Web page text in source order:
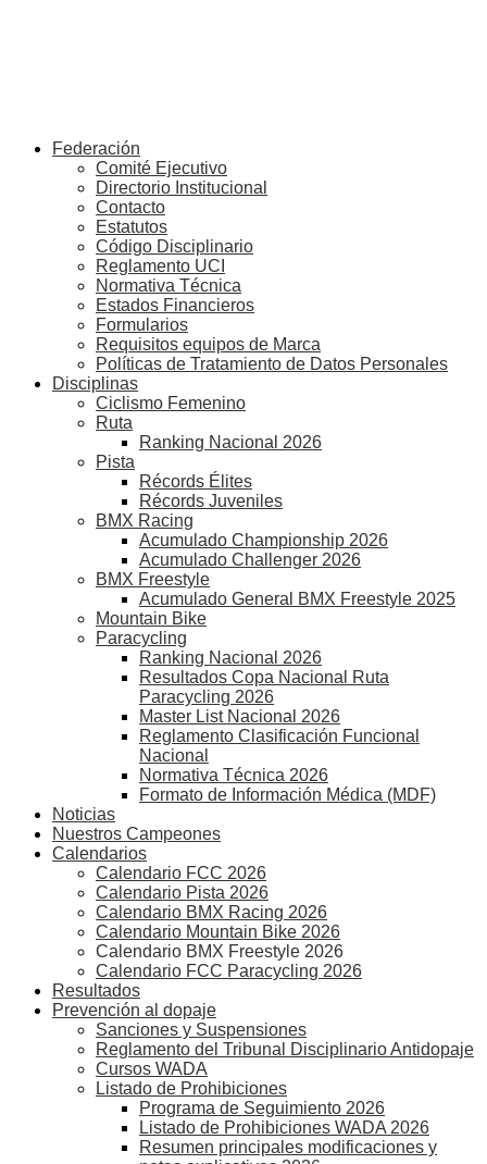
Federación
Comité Ejecutivo
Directorio Institucional
Contacto
Estatutos
Código Disciplinario
Reglamento UCI
Normativa Técnica
Estados Financieros
Formularios
Requisitos equipos de Marca
Políticas de Tratamiento de Datos Personales
Disciplinas
Ciclismo Femenino
Ruta
Ranking Nacional 2026
Pista
Récords Élites
Récords Juveniles
BMX Racing
Acumulado Championship 2026
Acumulado Challenger 2026
BMX Freestyle
Acumulado General BMX Freestyle 2025
Mountain Bike
Paracycling
Ranking Nacional 2026
Resultados Copa Nacional Ruta
Paracycling 2026
Master List Nacional 2026
Reglamento Clasificación Funcional
Nacional
Normativa Técnica 2026
Formato de Información Médica (MDF)
Noticias
Nuestros Campeones
Calendarios
Calendario FCC 2026
Calendario Pista 2026
Calendario BMX Racing 2026
Calendario Mountain Bike 2026
Calendario BMX Freestyle 2026
Calendario FCC Paracycling 2026
Resultados
Prevención al dopaje
Sanciones y Suspensiones
Reglamento del Tribunal Disciplinario Antidopaje
Cursos WADA
Listado de Prohibiciones
Programa de Seguimiento 2026
Listado de Prohibiciones WADA 2026
Resumen principales modificaciones y